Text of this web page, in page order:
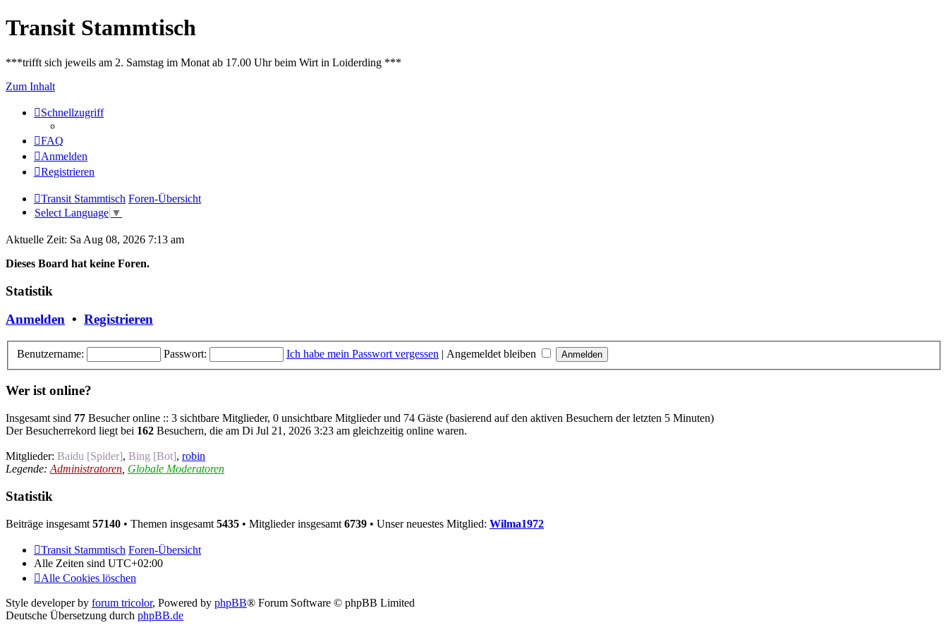
Transit Stammtisch
***trifft sich jeweils am 2. Samstag im Monat ab 17.00 Uhr beim Wirt in Loiderding ***
Zum Inhalt
Schnellzugriff
FAQ
Anmelden
Registrieren
Transit Stammtisch Foren-Übersicht
Select Language ▼
Aktuelle Zeit: Sa Aug 08, 2026 7:13 am
Dieses Board hat keine Foren.
Statistik
Anmelden • Registrieren
Benutzername: Passwort: Ich habe mein Passwort vergessen | Angemeldet bleiben
Wer ist online?
Insgesamt sind 77 Besucher online :: 3 sichtbare Mitglieder, 0 unsichtbare Mitglieder und 74 Gäste (basierend auf den aktiven Besuchern der letzten 5 Minuten)
Der Besucherrekord liegt bei 162 Besuchern, die am Di Jul 21, 2026 3:23 am gleichzeitig online waren.
Mitglieder: Baidu [Spider], Bing [Bot], robin
Legende: Administratoren Globale Moderatoren
Statistik
Beiträge insgesamt 57140 • Themen insgesamt 5435 • Mitglieder insgesamt 6739 • Unser neuestes Mitglied: Wilma1972
Transit Stammtisch Foren-Übersicht
Alle Zeiten sind UTC+02:00
Alle Cookies löschen
Style developer by forum tricolor, Powered by phpBB® Forum Software © phpBB Limited
Deutsche Übersetzung durch phpBB.de